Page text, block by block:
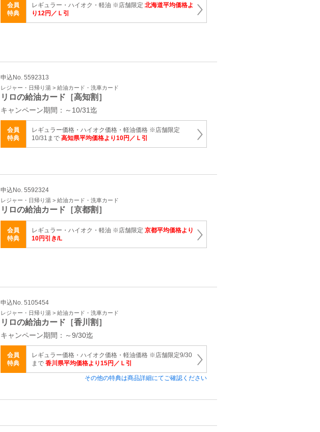
会員
特典
レギュラー・ハイオク・軽油 ※店舗限定 北海道平均価格よ
り12円／Ｌ引
申込No. 5592313
レジャー・日帰り湯 > 給油カード・洗車カード
リロの給油カード［高知割］
キャンペーン期間：～10/31迄
会員
特典
レギュラー価格・ハイオク価格・軽油価格 ※店舗限定
10/31まで 高知県平均価格より10円／Ｌ引
申込No. 5592324
レジャー・日帰り湯 > 給油カード・洗車カード
リロの給油カード［京都割］
会員
特典
レギュラー・ハイオク・軽油 ※店舗限定 京都平均価格より
10円引き/L
申込No. 5105454
レジャー・日帰り湯 > 給油カード・洗車カード
リロの給油カード［香川割］
キャンペーン期間：～9/30迄
会員
特典
レギュラー価格・ハイオク価格・軽油価格 ※店舗限定9/30
まで 香川県平均価格より15円／Ｌ引
その他の特典は商品詳細にてご確認ください